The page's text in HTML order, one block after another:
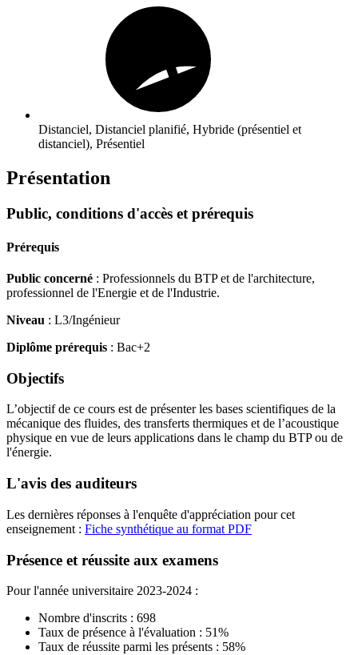
Distanciel, Distanciel planifié, Hybride (présentiel et
distanciel), Présentiel
Présentation
Public, conditions d'accès et prérequis
Prérequis
Public concerné : Professionnels du BTP et de l'architecture,
professionnel de l'Energie et de l'Industrie.
Niveau : L3/Ingénieur
Diplôme prérequis : Bac+2
Objectifs
L’objectif de ce cours est de présenter les bases scientifiques de la
mécanique des fluides, des transferts thermiques et de l’acoustique
physique en vue de leurs applications dans le champ du BTP ou de
l'énergie.
L'avis des auditeurs
Les dernières réponses à l'enquête d'appréciation pour cet
enseignement : Fiche synthétique au format PDF
Présence et réussite aux examens
Pour l'année universitaire 2023-2024 :
Nombre d'inscrits : 698
Taux de présence à l'évaluation : 51%
Taux de réussite parmi les présents : 58%